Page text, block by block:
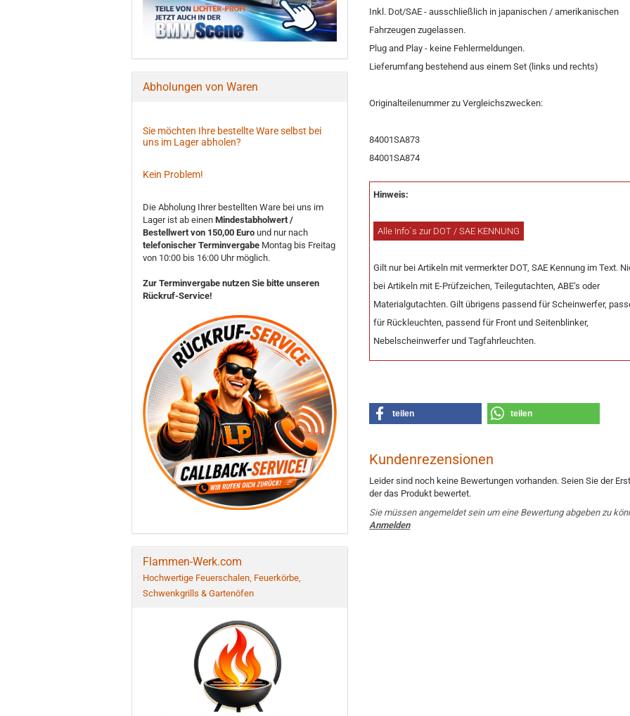
Inkl. Dot/SAE - ausschließlich in japanischen / amerikanischen
Fahrzeugen zugelassen.
Plug and Play - keine Fehlermeldungen.
Lieferumfang bestehend aus einem Set (links und rechts)
Originalteilenummer zu Vergleichszwecken:
84001SA873
84001SA874
Hinweis:
Alle Info`s zur DOT / SAE KENNUNG
Gilt nur bei Artikeln mit vermerkter DOT, SAE Kennung im Text.
bei Artikeln mit E-Prüfzeichen, Teilegutachten, ABE‘s oder
Materialgutachten. Gilt übrigens passend für Scheinwerfer,
für Rückleuchten, passend für Front und Seitenblinker,
Nebelscheinwerfer und Tagfahrleuchten.
teilen teilen
Kundenrezensionen
Leider sind noch keine Bewertungen vorhanden. Seien Sie der
der das Produkt bewertet.
Sie müssen angemeldet sein um eine Bewertung abgeben zu
Anmelden
Abholungen von Waren
Sie möchten Ihre bestellte Ware selbst bei
uns im Lager abholen?
Kein Problem!
Die Abholung Ihrer bestellten Ware bei uns im
Lager ist ab einen Mindestabholwert /
Bestellwert von 150,00 Euro und nur nach
telefonischer Terminvergabe Montag bis Freitag
von 10:00 bis 16:00 Uhr möglich.
Zur Terminvergabe nutzen Sie bitte unseren
Rückruf-Service!
Flammen-Werk.com
Hochwertige Feuerschalen, Feuerkörbe,
Schwenkgrills & Gartenöfen